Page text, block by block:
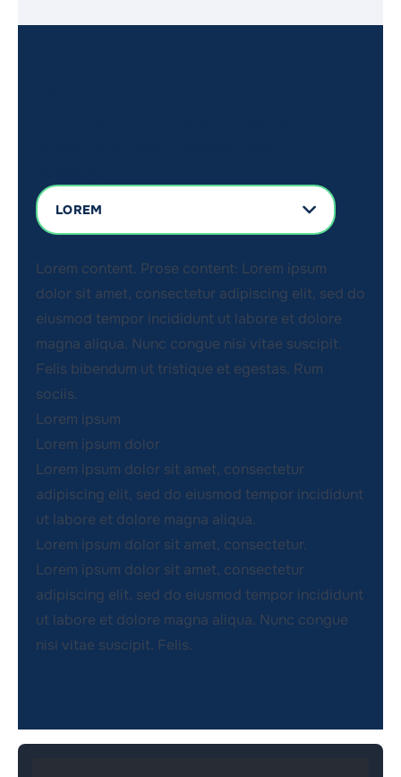
LOREM
Lorem content. Prose content: Lorem ipsum
dolor sit amet, consectetur adipiscing elit, sed do
eiusmod tempor incididunt ut labore et dolore
magna aliqua. Nunc congue nisi vitae suscipit.
Felis bibendum ut tristique et egestas. Rum
sociis.
Lorem ipsum
Lorem ipsum dolor
Lorem ipsum dolor sit amet, consectetur
adipiscing elit, sed do eiusmod tempor incididunt
ut labore et dolore magna aliqua.
Lorem ipsum dolor sit amet, consectetur.
Lorem ipsum dolor sit amet, consectetur
adipiscing elit, sed do eiusmod tempor incididunt
ut labore et dolore magna aliqua. Nunc congue
nisi vitae suscipit. Felis.